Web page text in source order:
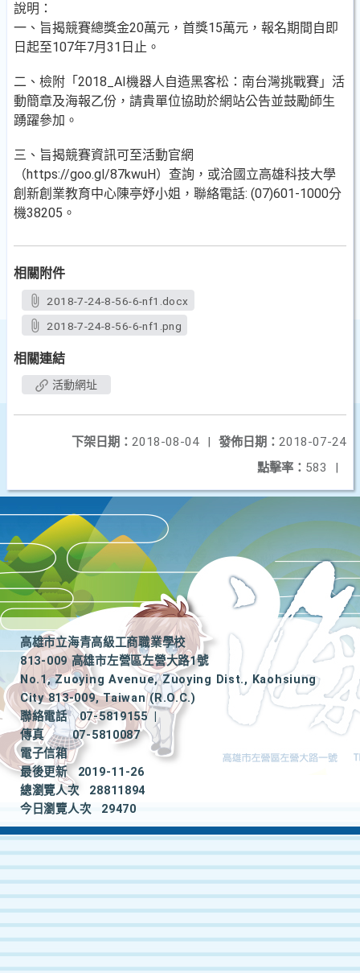
說明：
一、旨揭競賽總獎金20萬元，首獎15萬元，報名期間自即
日起至107年7月31日止。
二、檢附「2018_AI機器人自造黑客松：南台灣挑戰賽」活
動簡章及海報乙份，請貴單位協助於網站公告並鼓勵師生
踴躍參加。
三、旨揭競賽資訊可至活動官網
（https://goo.gl/87kwuH）查詢，或洽國立高雄科技大學
創新創業教育中心陳亭妤小姐，聯絡電話: (07)601-1000分
機38205。
相關附件
2018-7-24-8-56-6-nf1.docx
2018-7-24-8-56-6-nf1.png
相關連結
活動網址
發佈日期： 2018-07-24
下架日期： 2018-08-04
|
點擊率： 583 |
高雄市立海青高級工商職業學校
813-009 高雄市左營區左營大路1號
No.1, Zuoying Avenue, Zuoying Dist., Kaohsiung
City 813-009, Taiwan (R.O.C.)
聯絡電話
07-5819155
|
傳真
07-5810087
電子信箱
最後更新
2019-11-26
總瀏覽人次
28811894
今日瀏覽人次
29470